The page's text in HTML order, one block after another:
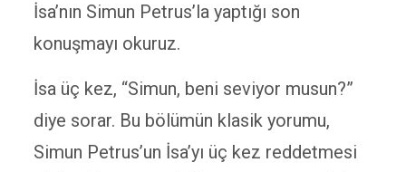
İsa’nın Simun Petrus’la yaptığı son
konuşmayı okuruz.
İsa üç kez, “Simun, beni seviyor musun?”
diye sorar. Bu bölümün klasik yorumu,
Simun Petrus’un İsa’yı üç kez reddetmesi